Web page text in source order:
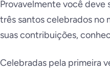
Provavelmente você deve
três santos celebrados no
suas contribuições,
Celebradas pela primeira